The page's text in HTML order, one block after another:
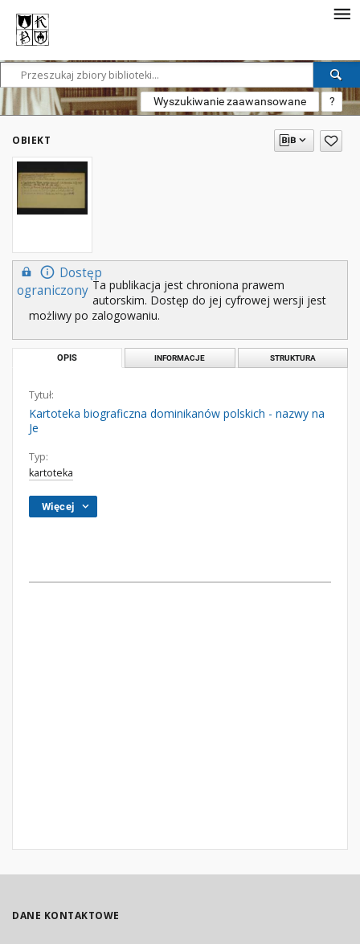
Wyszukiwanie zaawansowane ?
OBIEKT
Dostęp
ograniczony Ta publikacja jest chroniona prawem
autorskim. Dostęp do jej cyfrowej wersji jest
możliwy po zalogowaniu.
OPIS INFORMACJE STRUKTURA
Tytuł:
Kartoteka biograficzna dominikanów polskich - nazwy na
Je
Typ:
kartoteka
Więcej
DANE KONTAKTOWE